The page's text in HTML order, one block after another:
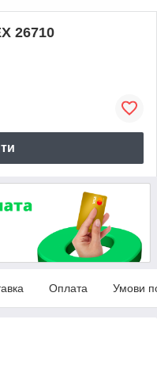
26710
Оплата Умови